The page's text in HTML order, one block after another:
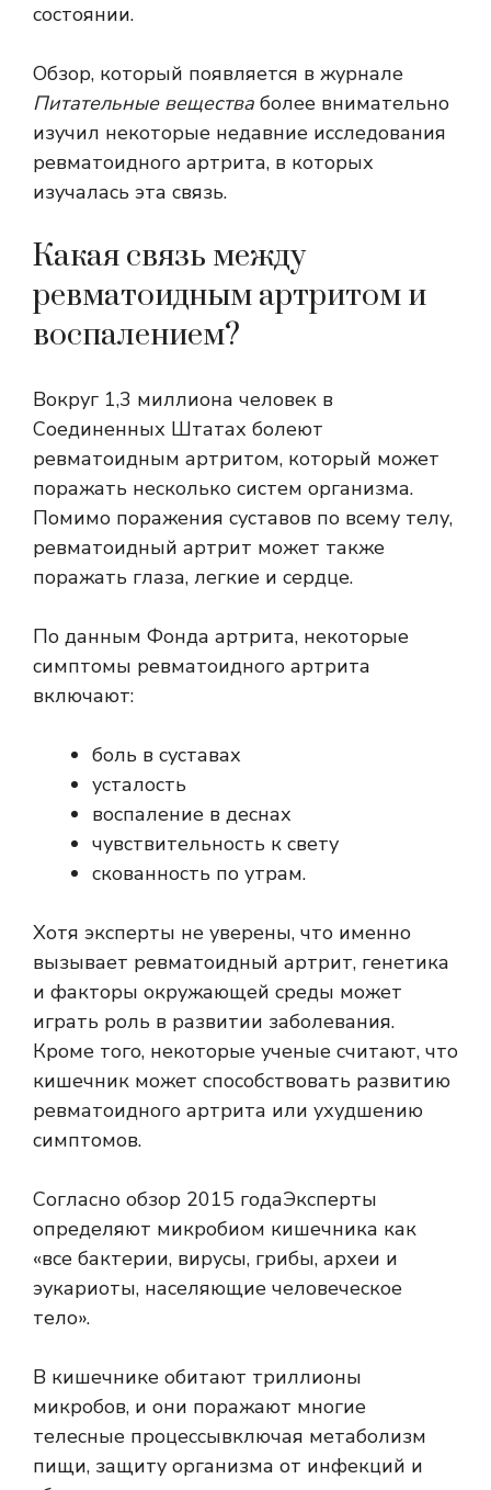
состоянии.
Обзор, который появляется в журнале
Питательные вещества более внимательно
изучил некоторые недавние исследования
ревматоидного артрита, в которых
изучалась эта связь.
Какая связь между
ревматоидным артритом и
воспалением?
Вокруг 1,3 миллиона человек в
Соединенных Штатах болеют
ревматоидным артритом, который может
поражать несколько систем организма.
Помимо поражения суставов по всему телу,
ревматоидный артрит может также
поражать глаза, легкие и сердце.
По данным Фонда артрита, некоторые
симптомы ревматоидного артрита
включают:
боль в суставах
усталость
воспаление в деснах
чувствительность к свету
скованность по утрам.
Хотя эксперты не уверены, что именно
вызывает ревматоидный артрит, генетика
и факторы окружающей среды может
играть роль в развитии заболевания.
Кроме того, некоторые ученые считают, что
кишечник может способствовать развитию
ревматоидного артрита или ухудшению
симптомов.
Согласно обзор 2015 годаЭксперты
определяют микробиом кишечника как
«все бактерии, вирусы, грибы, археи и
эукариоты, населяющие человеческое
тело».
В кишечнике обитают триллионы
микробов, и они поражают многие
телесные процессывключая метаболизм
пищи, защиту организма от инфекций и